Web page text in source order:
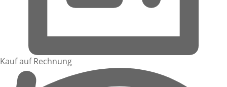
Kauf auf Rechnung